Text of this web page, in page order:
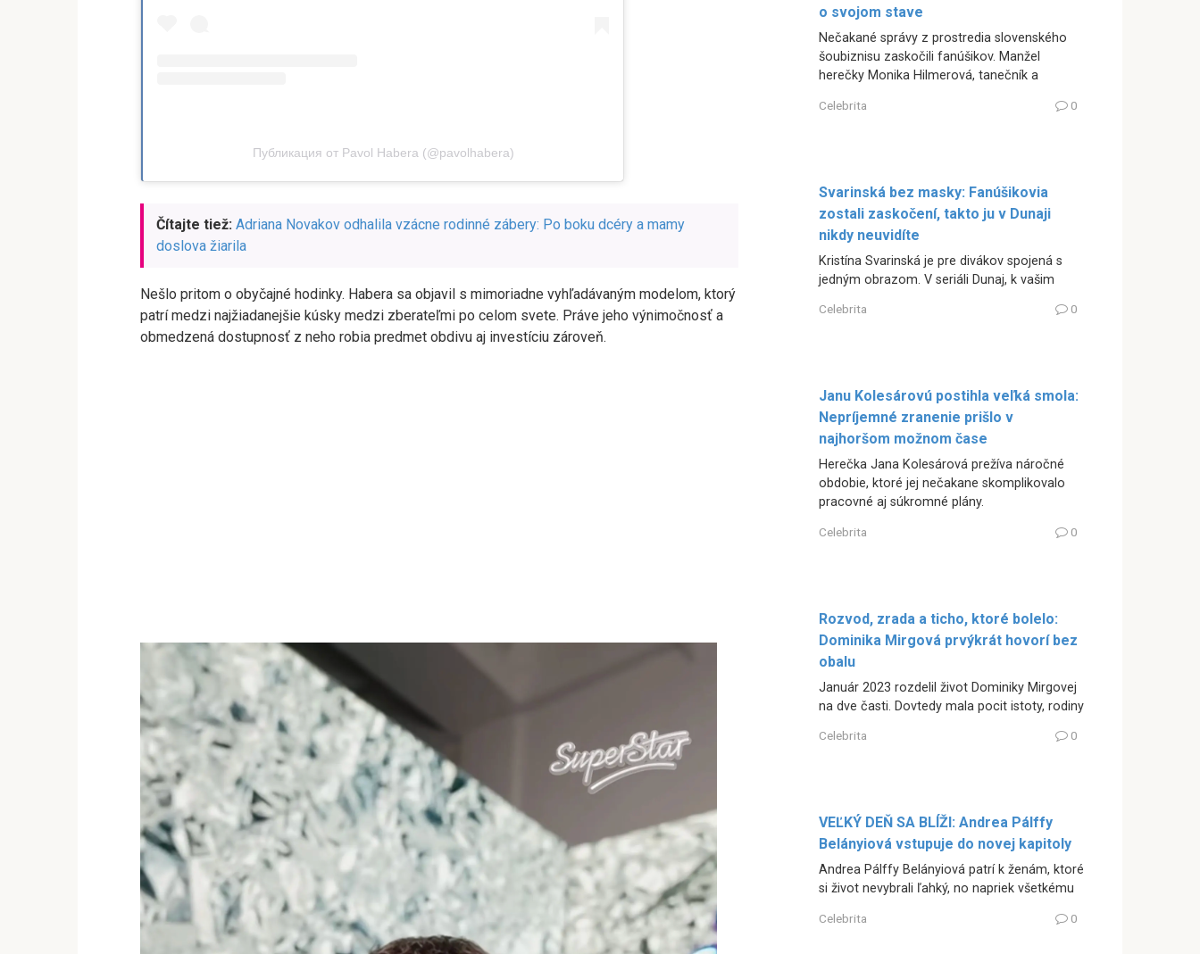
Публикация от Pavol Habera (@pavolhabera)
Čítajte tiež: Adriana Novakov odhalila vzácne rodinné zábery: Po boku dcéry a mamy
doslova žiarila
Nešlo pritom o obyčajné hodinky. Habera sa objavil s mimoriadne vyhľadávaným modelom, ktorý
patrí medzi najžiadanejšie kúsky medzi zberateľmi po celom svete. Práve jeho výnimočnosť a
obmedzená dostupnosť z neho robia predmet obdivu aj investíciu zároveň.
o svojom stave
Nečakané správy z prostredia slovenského
šoubiznisu zaskočili fanúšikov. Manžel
herečky Monika Hilmerová, tanečník a
Celebrita 0
Svarinská bez masky: Fanúšikovia
zostali zaskočení, takto ju v Dunaji
nikdy neuvidíte
Kristína Svarinská je pre divákov spojená s
jedným obrazom. V seriáli Dunaj, k vašim
Celebrita 0
Janu Kolesárovú postihla veľká smola:
Nepríjemné zranenie prišlo v
najhoršom možnom čase
Herečka Jana Kolesárová prežíva náročné
obdobie, ktoré jej nečakane skomplikovalo
pracovné aj súkromné plány.
Celebrita 0
Rozvod, zrada a ticho, ktoré bolelo:
Dominika Mirgová prvýkrát hovorí bez
obalu
Január 2023 rozdelil život Dominiky Mirgovej
na dve časti. Dovtedy mala pocit istoty, rodiny
Celebrita 0
VEĽKÝ DEŇ SA BLÍŽI: Andrea Pálffy
Belányiová vstupuje do novej kapitoly
Andrea Pálffy Belányiová patrí k ženám, ktoré
si život nevybrali ľahký, no napriek všetkému
Celebrita 0